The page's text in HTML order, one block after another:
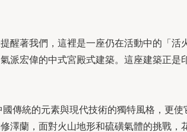
醒著我們，這裡是一座仍在活動中的「活
派宏偉的中式宮殿式建築。這座建築正是
傳統的元素與現代技術的獨特風格，更使
澤蘭，面對火山地形和硫磺氣體的挑戰，